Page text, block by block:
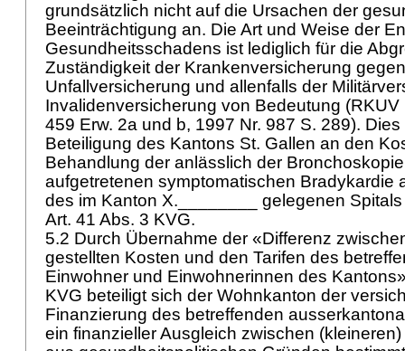
grundsätzlich nicht auf die Ursachen der
Beeinträchtigung an. Die Art und Weise der
Gesundheitsschadens ist lediglich für die
Zuständigkeit der Krankenversicherung
Unfallversicherung und allenfalls der
Invalidenversicherung von Bedeutung (RKUV
459 Erw. 2a und b, 1997 Nr. 987 S. 289).
Beteiligung des Kantons St. Gallen an den
Behandlung der anlässlich der
aufgetretenen symptomatischen Bradykardie
des im Kanton X.________ gelegenen
Art. 41 Abs. 3 KVG.
5.2 Durch Übernahme der «Differenz
gestellten Kosten und den Tarifen des
Einwohner und Einwohnerinnen des
KVG beteiligt sich der Wohnkanton der
Finanzierung des betreffenden
ein finanzieller Ausgleich zwischen